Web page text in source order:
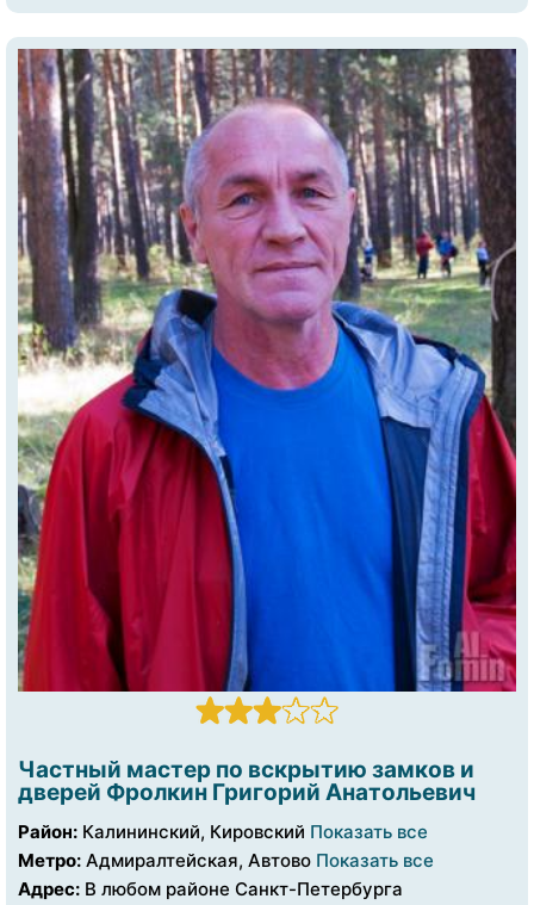
Частный мастер по вскрытию замков и
дверей Фролкин Григорий Анатольевич
Район: Калининский, Кировский Показать все
Метро: Адмиралтейская, Автово Показать все
Адрес: В любом районе Санкт-Петербурга